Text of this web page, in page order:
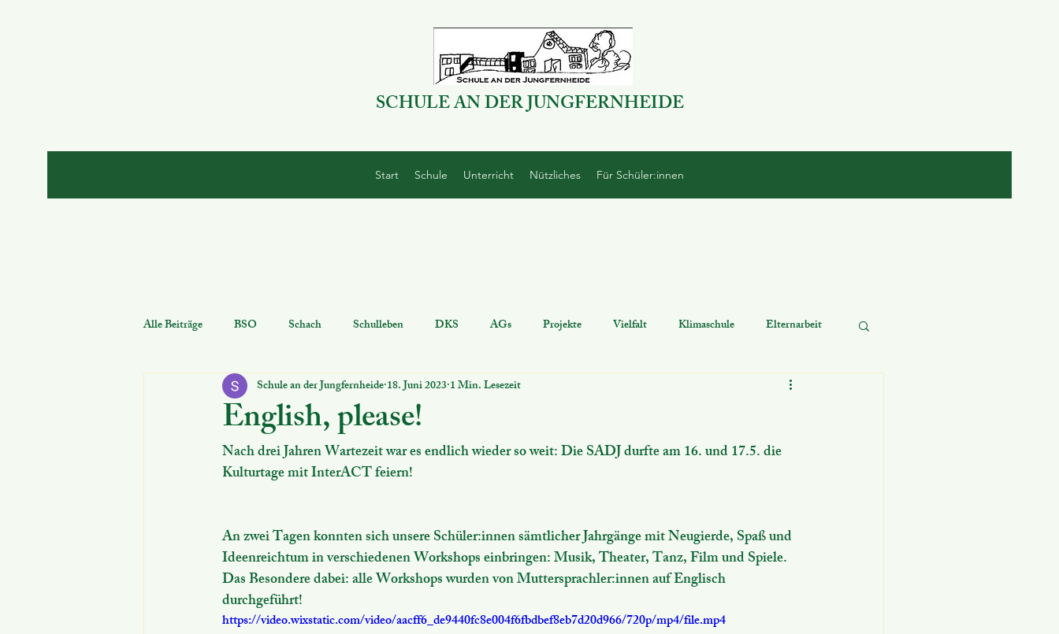
SCHULE AN DER JUNGFERNHEIDE
Start Schule Unterricht Nützliches Für Schüler:innen
Alle Beiträge BSO Schach Schulleben DKS AGs Projekte Vielfalt Klimaschule Elternarbeit
Für Schüler:innen Schulanmeldung Nützliches MINT Schule
English, please!
Schule an der Jungfernheide 18. Juni 2023 1 Min. Lesezeit
Nach drei Jahren Wartezeit war es endlich wieder so weit: Die SADJ durfte am 16. und 17.5. die
Kulturtage mit InterACT feiern!
An zwei Tagen konnten sich unsere Schüler:innen sämtlicher Jahrgänge mit Neugierde, Spaß und
Ideenreichtum in verschiedenen Workshops einbringen: Musik, Theater, Tanz, Film und Spiele.
Das Besondere dabei: alle Workshops wurden von Muttersprachler:innen auf Englisch
durchgeführt!
https://video.wixstatic.com/video/aacff6_de9440fc8e004f6fbdbef8eb7d20d966/720p/mp4/file.mp4